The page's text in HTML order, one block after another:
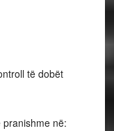
të dobët
në: